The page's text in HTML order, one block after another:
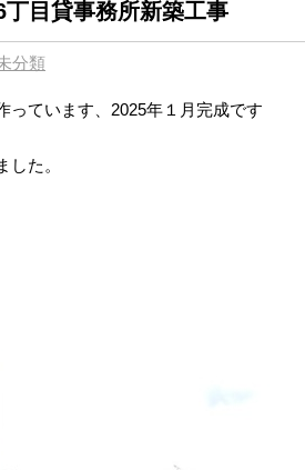
目貸事務所新築工事
分類
っています、2025年１月完成です
した。